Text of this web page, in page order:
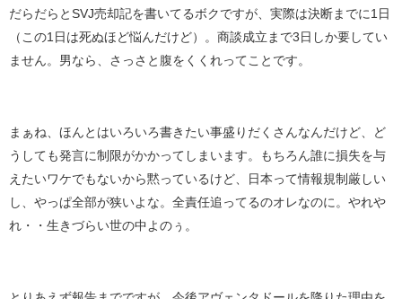
だらだらとSVJ売却記を書いてるボクですが、実際は決断までに1日
（この1日は死ぬほど悩んだけど）。商談成立まで3日しか要してい
ません。男なら、さっさと腹をくくれってことです。
まぁね、ほんとはいろいろ書きたい事盛りだくさんなんだけど、ど
うしても発言に制限がかかってしまいます。もちろん誰に損失を与
えたいワケでもないから黙っているけど、日本って情報規制厳しい
し、やっぱ全部が狭いよな。全責任追ってるのオレなのに。やれや
れ・・生きづらい世の中よのぅ。